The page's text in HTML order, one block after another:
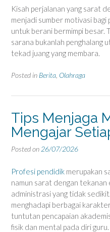
Kisah perjalanan yang sarat
menjadi sumber motivasi
untuk berani bermimpi
sarana bukanlah penghalang
tekad juang yang membara.
Posted in Berita, Olahraga
Tips Menjaga
Mengajar
Posted on26/07/2026
Profesi pendidik merupakan
namun sarat dengan tekanan
administrasi yang tidak
menghadapi berbagai
tuntutan pencapaian
fisik dan mental pada diri